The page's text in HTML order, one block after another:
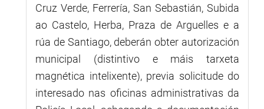
Cruz Verde, Ferrería, San Sebastián, Subida
ao Castelo, Herba, Praza de Arguelles e a
rúa de Santiago, deberán obter autorización
municipal (distintivo e máis tarxeta
magnética intelixente), previa solicitude do
interesado nas oficinas administrativas da